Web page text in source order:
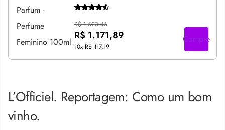
R$ 1.523,46
R$ 1.171,89
10x R$ 117,19
Compre
L’Officiel. Reportagem: Como um bom
vinho.